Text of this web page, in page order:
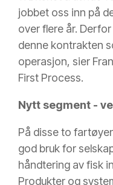
jobbet oss inn på
over flere år.
denne kontrakten
operasjon, sier
First Process.
Nytt segment -
På disse to
god bruk for
håndtering av fisk
Produkter og